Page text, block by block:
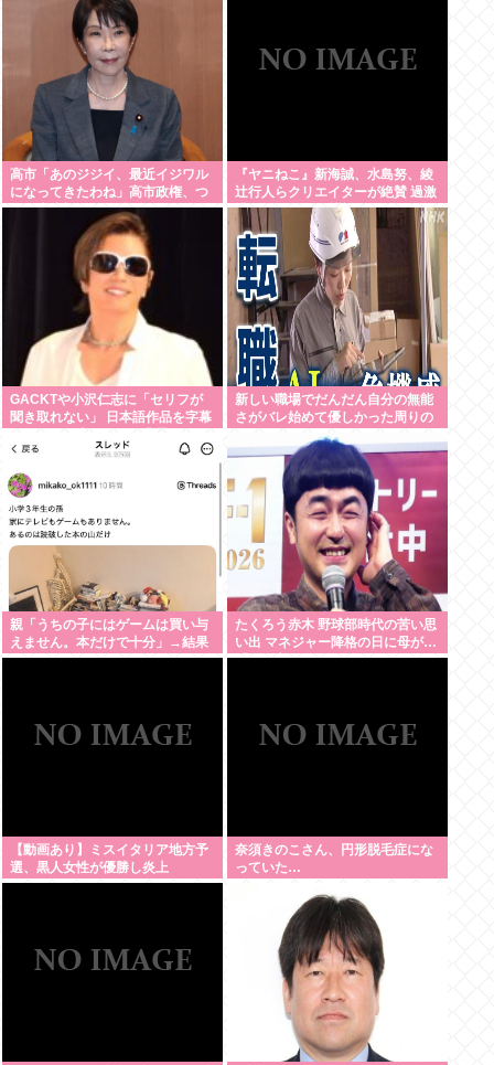
高市「あのジジイ、最近イジワル
になってきたわね」高市政権、つ
いに麻生切り！嫌儲はどっちにつ
『ヤニねこ』新海誠、水島努、綾
辻行人らクリエイターが絶賛 過激
描写はBPOでも議論に
GACKTや小沢仁志に「セリフが
聞き取れない」 日本語作品を字幕
新しい職場でだんだん自分の無能
さがバレ始めて優しかった周りの
人たちが徐々に冷たくなっていく
時ってゾクゾクするよな
親「うちの子にはゲームは買い与
えません。本だけで十分」→結果
たくろう赤木 野球部時代の苦い思
い出 マネジャー降格の日に母が…
「何も言えなくて」
【動画あり】ミスイタリア地方予
選、黒人女性が優勝し炎上
奈須きのこさん、円形脱毛症にな
っていた…